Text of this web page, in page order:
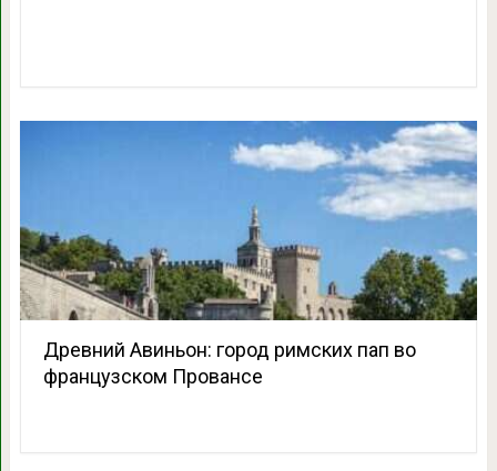
Древний Авиньон: город римских пап во
французском Провансе